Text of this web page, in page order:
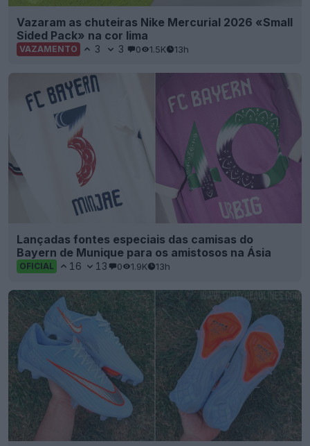
Vazaram as chuteiras Nike Mercurial 2026 «Small
Sided Pack» na cor lima
VAZAMENTO 3 3 0 1.5K 13h
Lançadas fontes especiais das camisas do
Bayern de Munique para os amistosos na Ásia
OFICIAL 16 13 0 1.9K 13h